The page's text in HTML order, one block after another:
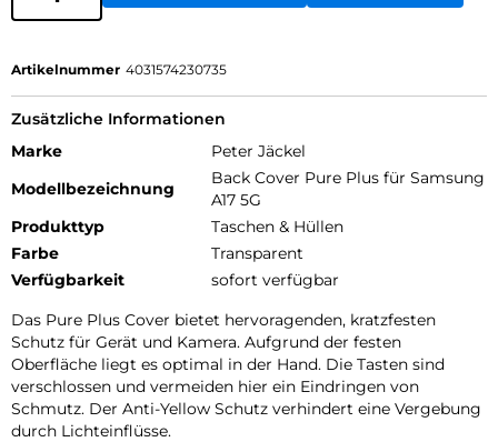
Artikelnummer 4031574230735
Zusätzliche Informationen
Marke
Peter Jäckel
Modellbezeichnung
Back Cover Pure Plus für Samsung
A17 5G
Produkttyp
Taschen & Hüllen
Farbe
Transparent
Verfügbarkeit
sofort verfügbar
Das Pure Plus Cover bietet hervoragenden, kratzfesten
Schutz für Gerät und Kamera. Aufgrund der festen
Oberfläche liegt es optimal in der Hand. Die Tasten sind
verschlossen und vermeiden hier ein Eindringen von
Schmutz. Der Anti-Yellow Schutz verhindert eine Vergebung
durch Lichteinflüsse.